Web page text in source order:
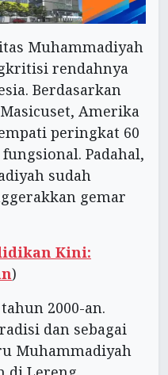
Muhammadiyah
rendahnya
Berdasarkan
Amerika
peringkat 60
Padahal,
sudah
gemar
Kini:
)
2000-an.
dan sebagai
Muhammadiyah